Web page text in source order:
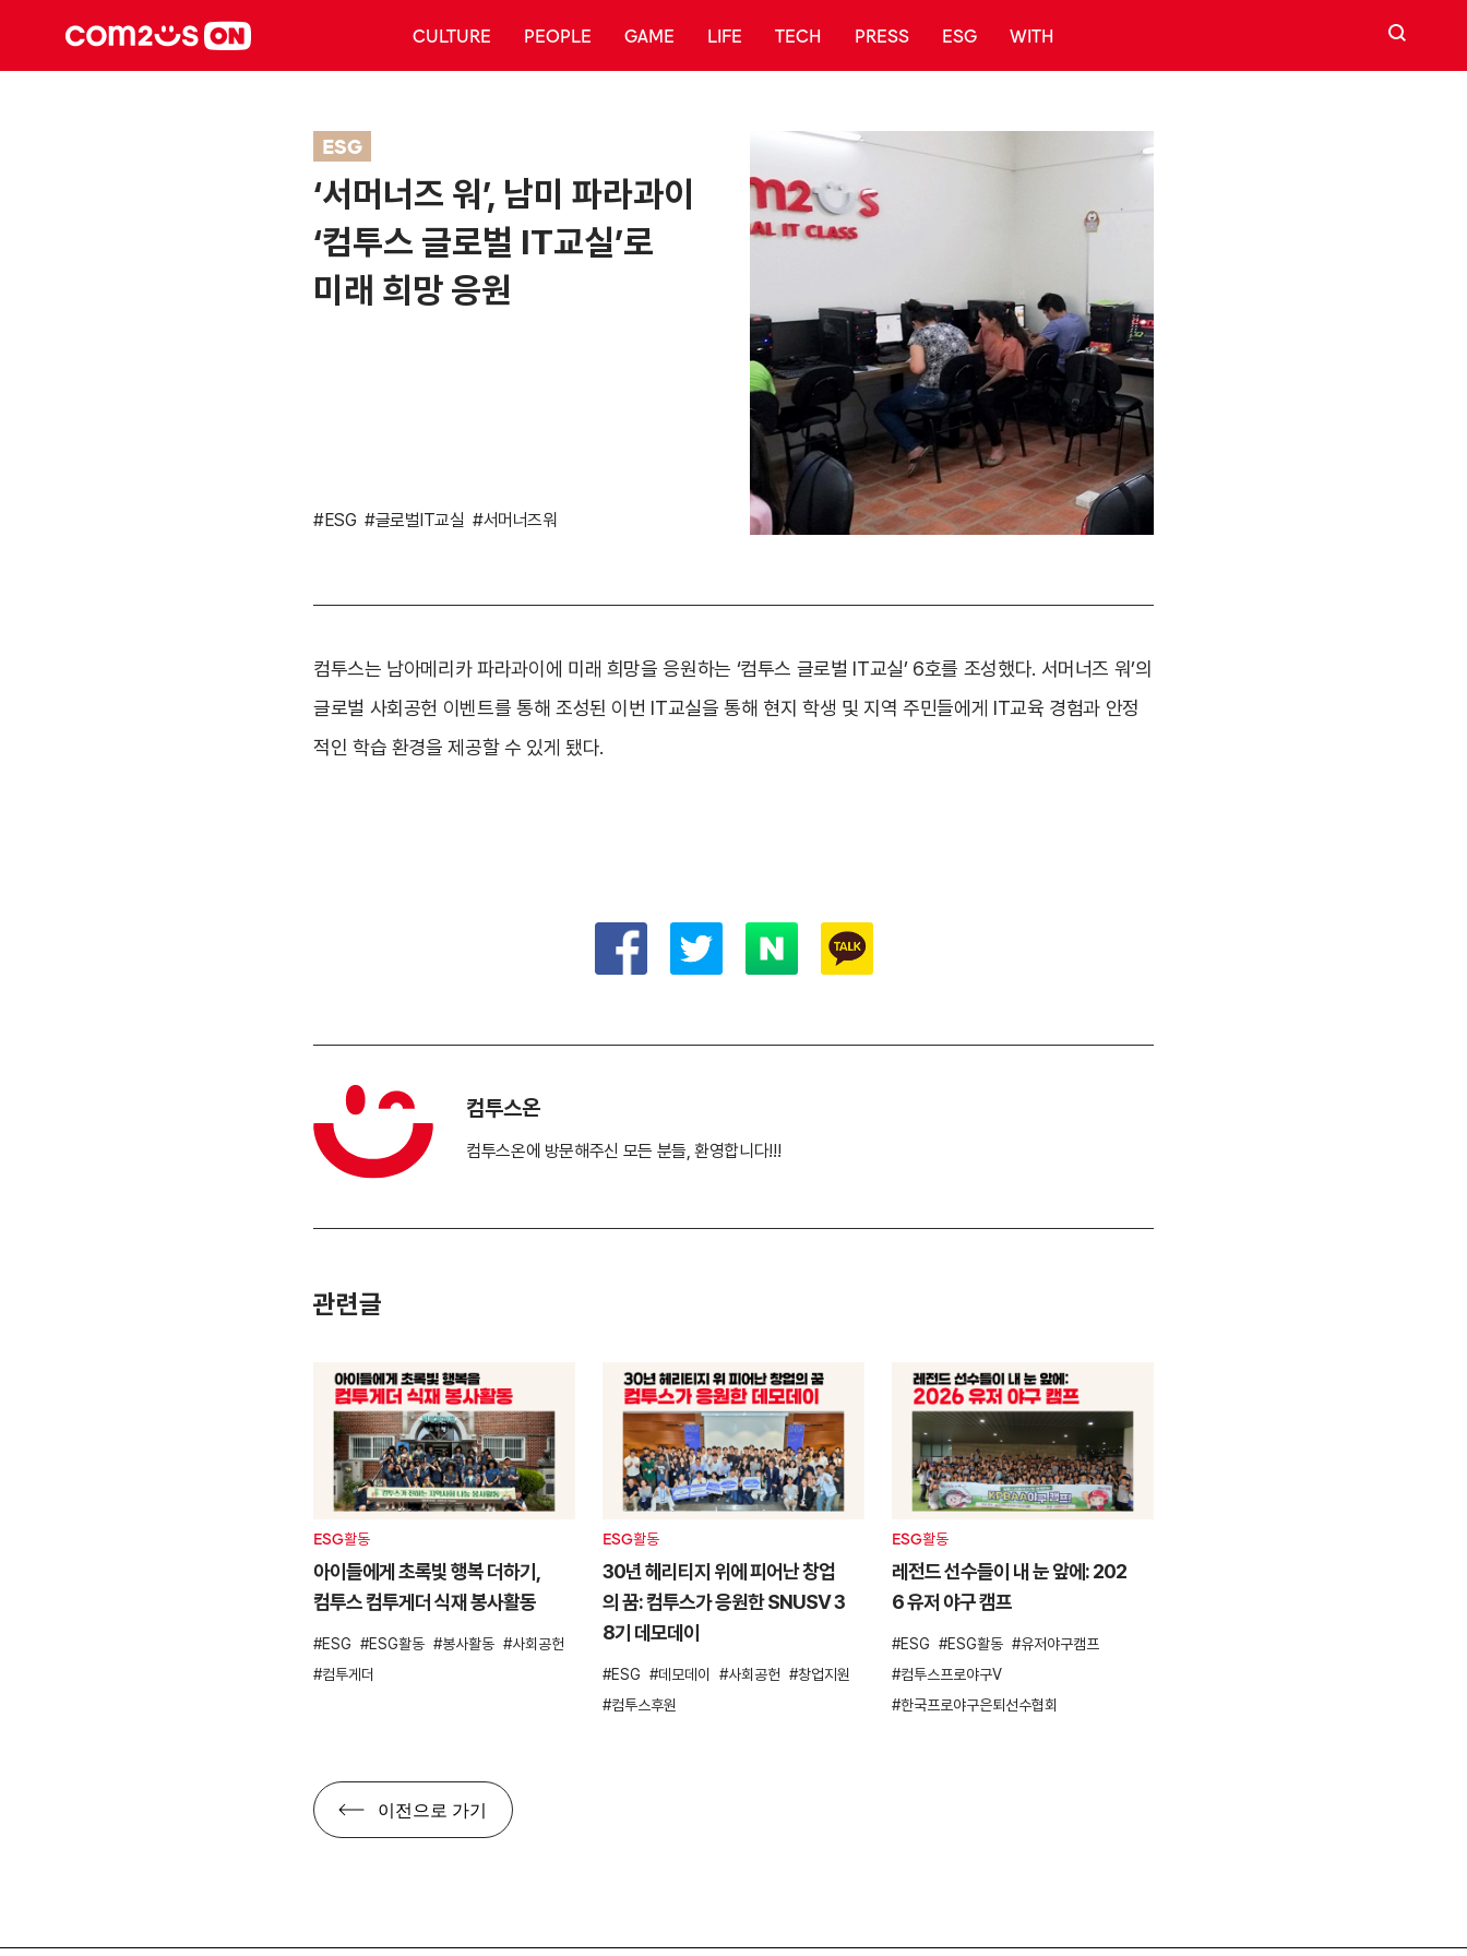
CULTURE PEOPLE GAME LIFE TECH PRESS ESG WITH 검색
ESG
‘서머너즈 워’, 남미 파라과이
‘컴투스 글로벌 IT교실’로
미래 희망 응원
#ESG #글로벌IT교실 #서머너즈워
컴투스는 남아메리카 파라과이에 미래 희망을 응원하는 ‘컴투스 글로벌 IT교실’ 6호를 조성했다. 서머너즈 워’의
글로벌 사회공헌 이벤트를 통해 조성된 이번 IT교실을 통해 현지 학생 및 지역 주민들에게 IT교육 경험과 안정
적인 학습 환경을 제공할 수 있게 됐다.
컴투스온
컴투스온에 방문해주신 모든 분들, 환영합니다!!!
관련글
ESG활동
아이들에게 초록빛 행복 더하기,
컴투스 컴투게더 식재 봉사활동
ESG ESG활동 봉사활동
사회공헌
컴투게더
ESG활동
30년 헤리티지 위에 피어난 창업
의 꿈: 컴투스가 응원한 SNUSV 3
8기 데모데이
ESG 데모데이 사회공헌
창업지원
컴투스후원
ESG활동
레전드 선수들이 내 눈 앞에: 202
6 유저 야구 캠프
ESG ESG활동
유저야구캠프
컴투스프로야구V
한국프로야구은퇴선수협회
이전으로 가기